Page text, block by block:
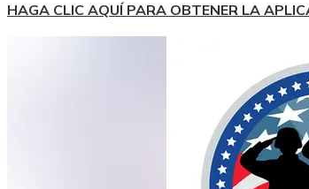
HAGA CLIC AQUÍ PARA OBTENER LA